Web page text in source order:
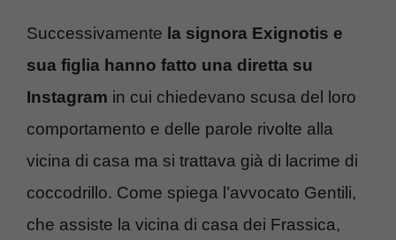
Successivamente la signora Exignotis e
sua figlia hanno fatto una diretta su
Instagram in cui chiedevano scusa del loro
comportamento e delle parole rivolte alla
vicina di casa ma si trattava già di lacrime di
coccodrillo. Come spiega l’avvocato Gentili,
che assiste la vicina di casa dei Frassica,